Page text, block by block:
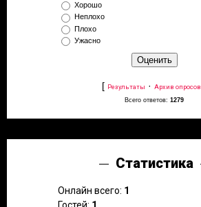
Хорошо
Неплохо
Плохо
Ужасно
[ Результаты · Архив опросов
Всего ответов: 1279
Статистика
Онлайн всего: 1